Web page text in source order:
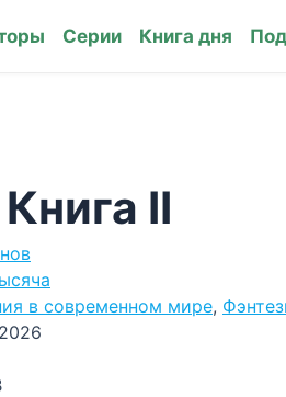
Серии Книга дня
II
в современном мире,